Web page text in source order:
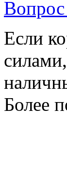
Вопрос
Если
Более